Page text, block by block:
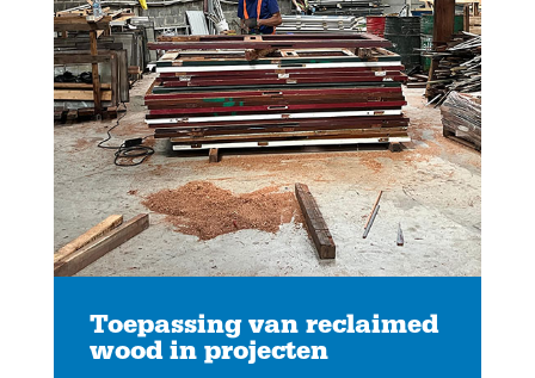
Toepassing van reclaimed
wood in projecten